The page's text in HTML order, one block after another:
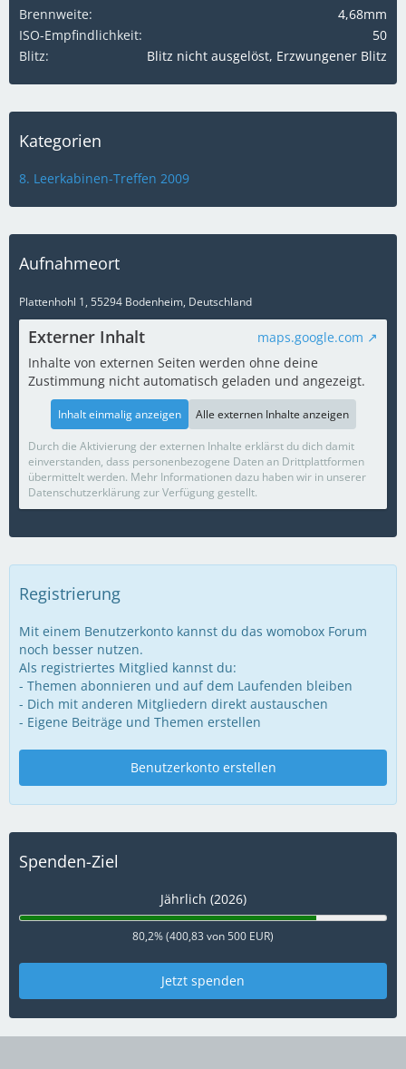
Brennweite
4,68mm
ISO-Empfindlichkeit
50
Blitz
Blitz nicht ausgelöst, Erzwungener Blitz
Kategorien
8. Leerkabinen-Treffen 2009
Aufnahmeort
Plattenhohl 1, 55294 Bodenheim, Deutschland
Externer Inhalt
maps.google.com
Inhalte von externen Seiten werden ohne deine
Zustimmung nicht automatisch geladen und angezeigt.
Inhalt einmalig anzeigen Alle externen Inhalte anzeigen
Durch die Aktivierung der externen Inhalte erklärst du dich damit
einverstanden, dass personenbezogene Daten an Drittplattformen
übermittelt werden. Mehr Informationen dazu haben wir in unserer
Datenschutzerklärung zur Verfügung gestellt.
Registrierung
Mit einem Benutzerkonto kannst du das womobox Forum
noch besser nutzen.
Als registriertes Mitglied kannst du:
- Themen abonnieren und auf dem Laufenden bleiben
- Dich mit anderen Mitgliedern direkt austauschen
- Eigene Beiträge und Themen erstellen
Benutzerkonto erstellen
Spenden-Ziel
Jährlich (2026)
80,2% (400,83 von 500 EUR)
Jetzt spenden